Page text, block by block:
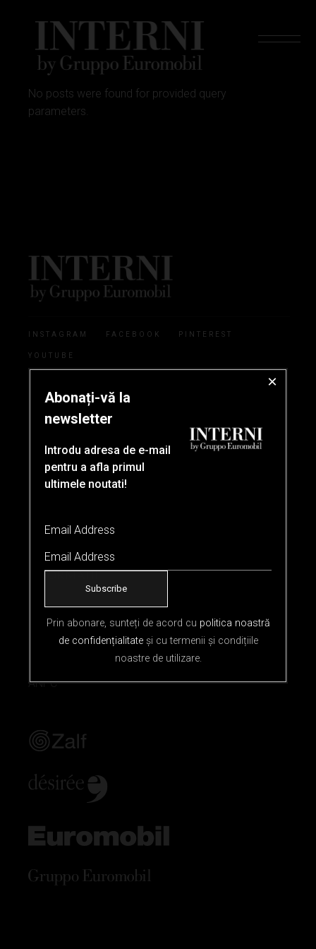
No posts were found for provided query
parameters.
INSTAGRAM FACEBOOK PINTEREST
YOUTUBE
INTERNI
Asistenta Magazin Online
INFORMATII
Confidentialitate
ANPC
Abonați-vă la
newsletter
Introdu adresa de e-mail
pentru a afla primul
ultimele noutati!
Email Address
Prin abonare, sunteți de acord cu politica noastră
de confidențialitateși cu termenii și condițiile
noastre de utilizare.
×